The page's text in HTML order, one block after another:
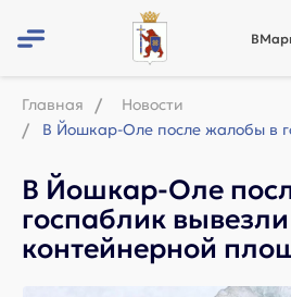
Главная
Новости
В Йошкар-Оле
госпаблик
контейнерной